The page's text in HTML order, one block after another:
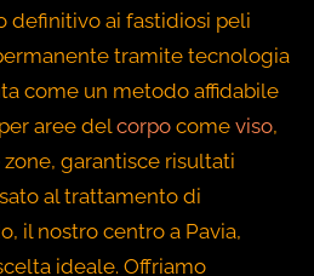
definitivo ai fastidiosi peli
tramite tecnologia
come un metodo affidabile
aree del corpo come viso,
garantisce risultati
al trattamento di
il nostro centro a Pavia,
ideale. Offriamo